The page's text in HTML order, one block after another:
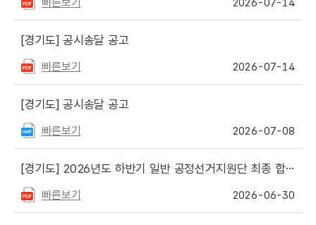
2026-07-14
[경기도] 공시송달 공고
빠른보기 2026-07-14
[경기도] 공시송달 공고
빠른보기 2026-07-08
[경기도] 2026년도 하반기 일반 공정선거지원단 최종 합격자 명단 게시
빠른보기 2026-06-30